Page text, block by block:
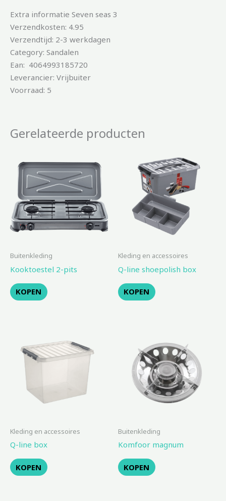
Extra informatie Seven seas 3
Verzendkosten: 4.95
Verzendtijd: 2-3 werkdagen
Category: Sandalen
Ean: 4064993185720
Leverancier: Vrijbuiter
Voorraad: 5
Gerelateerde producten
Buitenkleding
Kooktoestel 2-pits
KOPEN
Kleding en accessoires
Q-line shoepolish box
KOPEN
Kleding en accessoires
Q-line box
KOPEN
Buitenkleding
Komfoor magnum
KOPEN